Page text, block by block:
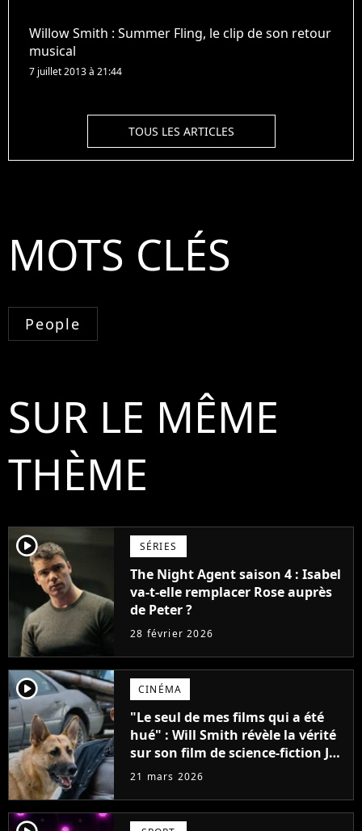
Willow Smith : Summer Fling, le clip de son retour
musical
7 juillet 2013 à 21:44
TOUS LES ARTICLES
MOTS CLÉS
People
SUR LE MÊME
THÈME
player2 SÉRIES
The Night Agent saison 4 : Isabel
va-t-elle remplacer Rose auprès
de Peter ?
28 février 2026
player2 CINÉMA
"Le seul de mes films qui a été
hué" : Will Smith révèle la vérité
sur son film de science-fiction Je
suis une légende
21 mars 2026